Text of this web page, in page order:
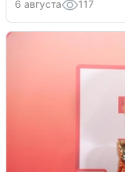
6 августа 117